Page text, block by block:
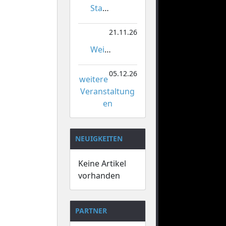
Stadtmeisterschaften im Gardetanz
21.11.26
Weihnachtsmarkt Orsoy
05.12.26
weitere
Veranstaltung
en
NEUIGKEITEN
Keine Artikel
vorhanden
PARTNER